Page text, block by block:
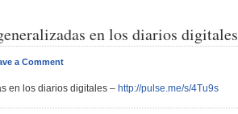
en los diarios digitales
a Comment
en los diarios digitales – http://pulse.me/s/4Tu9s